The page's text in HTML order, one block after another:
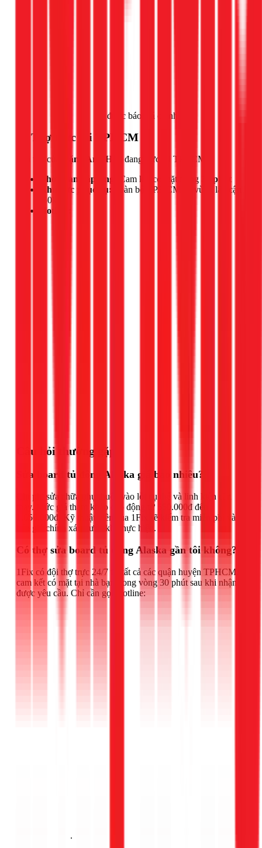
để được báo giá chính xác.
📍 Thợ trực tại TPHCM
Đội thợ của Đặng Anh Huy
đang trực tại TPHCM.
Thời gian đáp ứng:
Cam kết có mặt trong
30 phút
Khu vực phục vụ:
Toàn bộ TP.HCM và vùng lân cận
(50km)
Hotline:
Câu hỏi thường gặp
Sửa board tủ đông Alaska giá bao nhiêu?
Chi phí sửa chữa phụ thuộc vào lỗi cụ thể và linh kiện cần
thay. Mức giá tham khảo dao động từ 550.000đ đến
1.050.000đ. Kỹ thuật viên của 1Fix sẽ kiểm tra miễn phí và
báo giá chính xác trước khi thực hiện.
Có thợ sửa board tủ đông Alaska gần tôi không?
1Fix có đội thợ trực 24/7 tại tất cả các quận huyện TPHCM,
cam kết có mặt tại nhà bạn trong vòng 30 phút sau khi nhận
được yêu cầu. Chỉ cần gọi Hotline:
.